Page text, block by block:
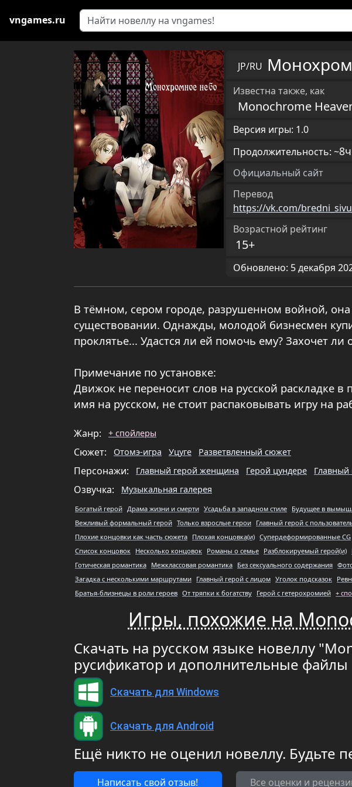
vngames.ru
JP/RU
Известна также, как
Monochrome
Версия игры: 1.0
Продолжительность: ~
Официальный сайт
Перевод
https://vk.com/
Возрастной рейтинг
15+
Обновлено: 5 декабря
В тёмном, сером городе, разрушенном войной,
существовании. Однажды, молодой бизнесмен
проклятье... Удастся ли ей помочь ему? Захочет
Примечание по установке:
Движок не переносит слов на русской раскладке в
имя на русском, не стоит распаковывать игру на
Жанр: + спойлеры
Сюжет: Отомэ-игра Уцуге Разветвленный сюжет
Персонажи: Главный герой женщина Герой цундере Главный
Озвучка: Музыкальная галерея
Богатый герой Драма жизни и смерти Усадьба в западном стиле Будущее в
Вежливый формальный герой Только взрослые герои Главный герой с
Плохие концовки как часть сюжета Плохая концовка(и) Супердеформированные CG
Список концовок Несколько концовок Романы о семье Разблокируемый герой(и)
Готическая романтика Межклассовая романтика Без сексуального содержания
Загадка с несколькими маршрутами Главный герой с лицом Уголок подсказок
Братья-близнецы в роли героев От тряпки к богатству Герой с гетерохромией +
Игры, похожие на
Скачать на русском языке новеллу
русификатор и дополнительные файлы
Скачать для Windows
Скачать для Android
Ещё никто не оценил новеллу. Будьте
Написать свой отзыв! Все оценки и